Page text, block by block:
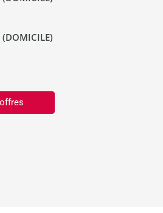
(DOMICILE)